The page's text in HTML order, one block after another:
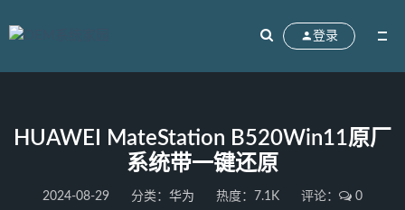
登录
HUAWEI MateStation B520Win11原厂
系统带一键还原
2024-08-29 分类： 华为 热度：7.1K 评论：
0